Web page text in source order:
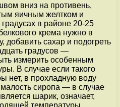
вниз на противень,
яичным желтком и
в районе 20-25
крема нужно в
добавить сахар и подогреть
градусов —
измерить особенным
В случае если такого
нет, в прохладную воду
сиропа — в случае
шарик, означает,
температуры.